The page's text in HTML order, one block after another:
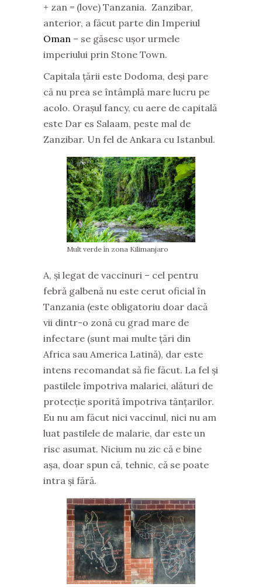
+ zan = (love) Tanzania. Zanzibar,
anterior, a făcut parte din Imperiul
Oman – se găsesc ușor urmele
imperiului prin Stone Town.
Capitala țării este Dodoma, deși pare
că nu prea se întâmplă mare lucru pe
acolo. Orașul fancy, cu aere de capitală
este Dar es Salaam, peste mal de
Zanzibar. Un fel de Ankara cu Istanbul.
Mult verde în zona Kilimanjaro
A, și legat de vaccinuri – cel pentru
febră galbenă nu este cerut oficial în
Tanzania (este obligatoriu doar dacă
vii dintr-o zonă cu grad mare de
infectare (sunt mai multe țări din
Africa sau America Latină), dar este
intens recomandat să fie făcut. La fel și
pastilele împotriva malariei, alături de
protecție sporită împotriva tănțarilor.
Eu nu am făcut nici vaccinul, nici nu am
luat pastilele de malarie, dar este un
risc asumat. Nicium nu zic că e bine
așa, doar spun că, tehnic, că se poate
intra și fără.